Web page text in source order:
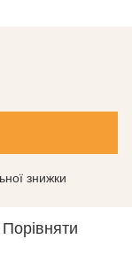
знижки
Порівняти